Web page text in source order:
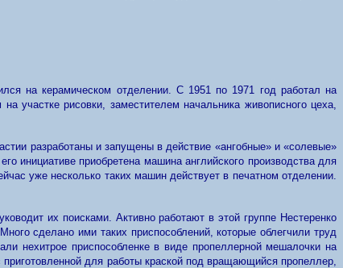
на керамическом отделении. С 1951 по 1971 год работал на
участке рисовки, заместителем начальника живописного цеха,
разработаны и запущены в действие «ангобные» и «солевые»
инициативе приобретена машина английского производства для
уже несколько таких машин действует в печатном отделении.
их поисками. Активно работают в этой группе Нестеренко
сделано ими таких приспособлений, которые облегчили труд
нехитрое приспособленке в виде пропеллерной мешалочки на
для работы краской под вращающийся пропеллер,